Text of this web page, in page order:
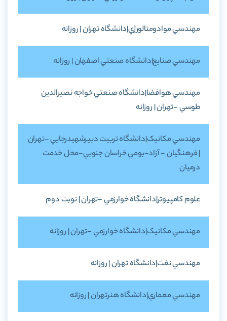
مهندسي موادومتالورژي|دانشگاه تهران | روزانه
مهندسي صنايع|دانشگاه صنعتي اصفهان | روزانه
مهندسي هوافضا|دانشگاه صنعتي خواجه نصيرالدين
طوسي -تهران | روزانه
مهندسي مکانيک|دانشگاه تربيت دبيرشهيدرجايي -تهران
| فرهنگيان - آزاد-بومي خراسان جنوبي-محل خدمت
درميان
علوم کامپيوتر|دانشگاه خوارزمي -تهران | نوبت دوم
مهندسي مکانيک|دانشگاه خوارزمي -تهران | روزانه
مهندسي نفت|دانشگاه تهران | روزانه
مهندسي معماري|دانشگاه هنرتهران | روزانه